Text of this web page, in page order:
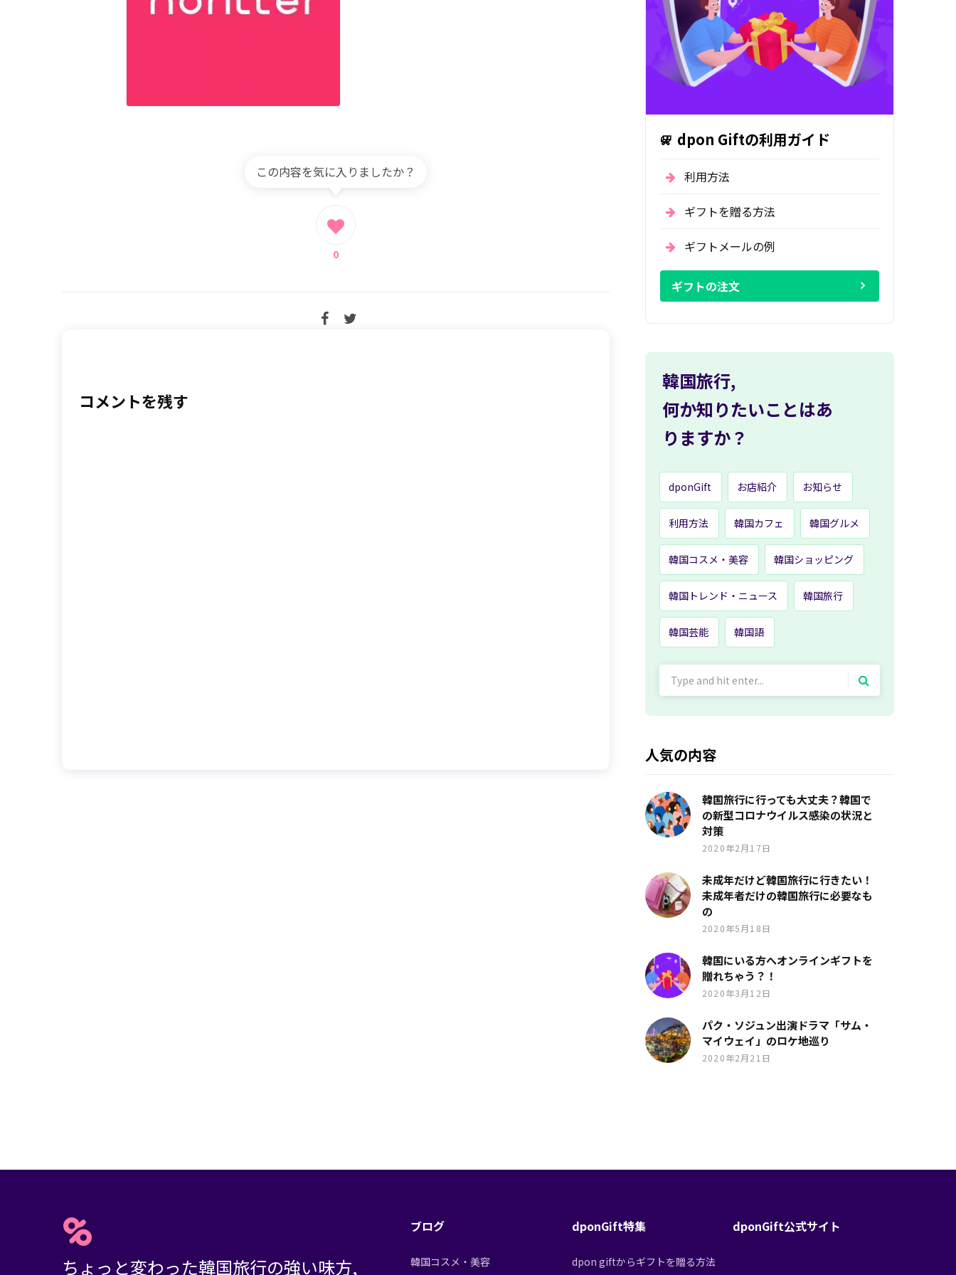
この内容を気に入りましたか？
0
コメントを残す
dpon Giftの利用ガイド
利用方法
ギフトを贈る方法
ギフトメールの例
ギフトの注文
韓国旅行,
何か知りたいことはあ
りますか？
dponGift お店紹介 お知らせ
利用方法 韓国カフェ 韓国グルメ
韓国コスメ・美容 韓国ショッピング
韓国トレンド・ニュース 韓国旅行
韓国芸能 韓国語
人気の内容
韓国旅行に行っても大丈夫？韓国で
の新型コロナウイルス感染の状況と
対策
2020年2月17日
未成年だけど韓国旅行に行きたい！
未成年者だけの韓国旅行に必要なも
の
2020年5月18日
韓国にいる方へオンラインギフトを
贈れちゃう？！
2020年3月12日
パク・ソジュン出演ドラマ「サム・
マイウェイ」のロケ地巡り
2020年2月21日
ちょっと変わった韓国旅行の強い味方,
ブログ
韓国コスメ・美容
dponGift特集
dpon giftからギフトを贈る方法
dponGift公式サイト